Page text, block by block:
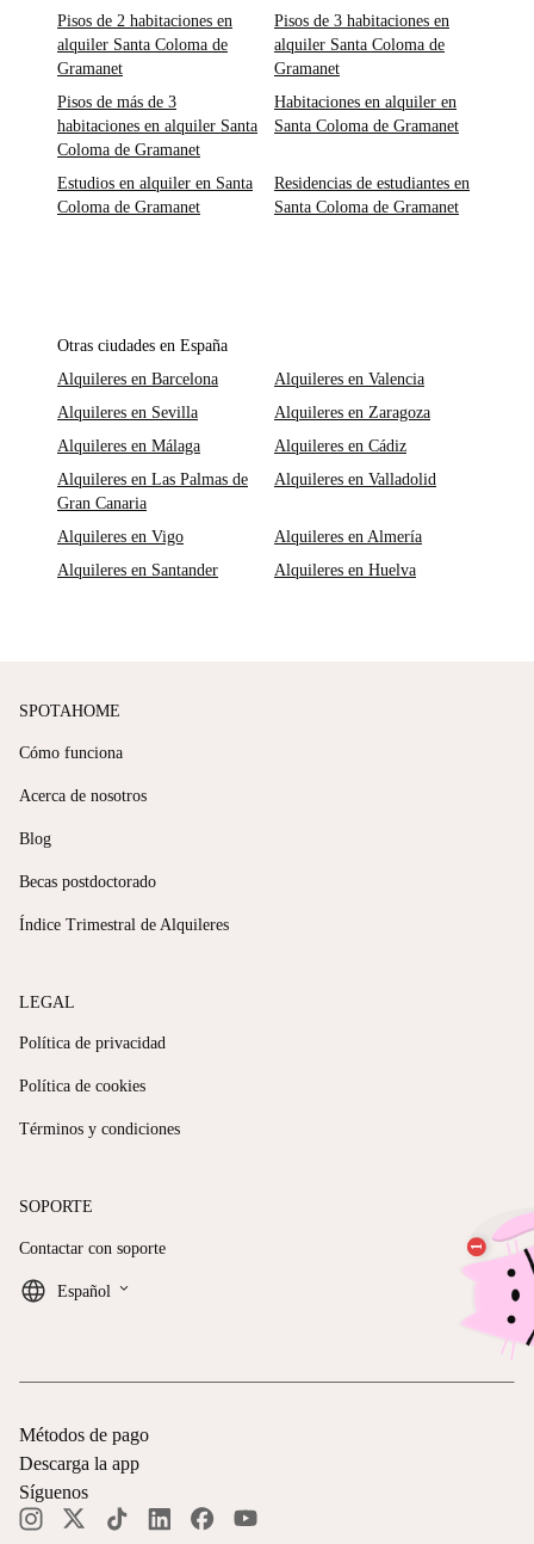
Pisos de 2 habitaciones en
alquiler Santa Coloma de
Gramanet
Pisos de 3 habitaciones en
alquiler Santa Coloma de
Gramanet
Pisos de más de 3
habitaciones en alquiler Santa
Coloma de Gramanet
Habitaciones en alquiler en
Santa Coloma de Gramanet
Estudios en alquiler en Santa
Coloma de Gramanet
Residencias de estudiantes en
Santa Coloma de Gramanet
Otras ciudades en España
Alquileres en Barcelona
Alquileres en Valencia
Alquileres en Sevilla
Alquileres en Zaragoza
Alquileres en Málaga
Alquileres en Cádiz
Alquileres en Las Palmas de
Gran Canaria
Alquileres en Valladolid
Alquileres en Vigo
Alquileres en Almería
Alquileres en Santander
Alquileres en Huelva
SPOTAHOME
Cómo funciona
Acerca de nosotros
Blog
Becas postdoctorado
Índice Trimestral de Alquileres
LEGAL
Política de privacidad
Política de cookies
Términos y condiciones
SOPORTE
Contactar con soporte
Español keyboard_arrow_down
Métodos de pago
Descarga la app
Síguenos